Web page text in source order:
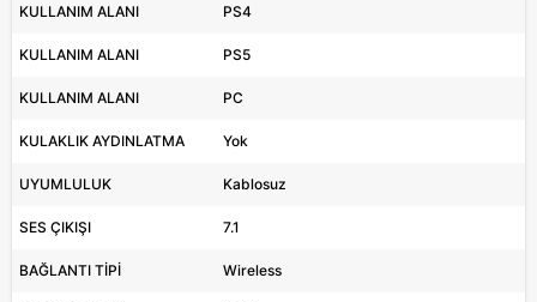
KULLANIM ALANI PS4
KULLANIM ALANI PS5
KULLANIM ALANI PC
KULAKLIK AYDINLATMA Yok
UYUMLULUK Kablosuz
SES ÇIKIŞI 7.1
BAĞLANTI TİPİ Wireless